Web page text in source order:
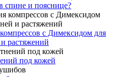
спине и пояснице?
с Димексидом для
растяжений
под кожей